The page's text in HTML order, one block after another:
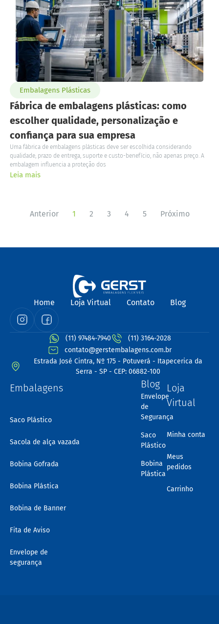
Embalagens Plásticas
Fábrica de embalagens plásticas: como
escolher qualidade, personalização e
confiança para sua empresa
Uma fábrica de embalagens plásticas deve ser escolhida considerando
qualidade, prazo de entrega, suporte e custo-benefício, não apenas preço. A
embalagem influencia a proteção dos
Leia mais
Anterior 1 2 3 4 5 Próximo
Home Loja Virtual Contato Blog
(11) 97484-7940
(11) 3164-2028
contato@gerstembalagens.com.br
Estrada José Cintra, Nº 175 - Potuverá - Itapecerica da
Serra - SP - CEP: 06882-100
Embalagens
Saco Plástico
Sacola de alça vazada
Bobina Gofrada
Bobina Plástica
Bobina de Banner
Fita de Aviso
Envelope de
segurança
Blog
Envelope
de
Segurança
Saco
Plástico
Bobina
Plástica
Loja
Virtual
Minha conta
Meus
pedidos
Carrinho